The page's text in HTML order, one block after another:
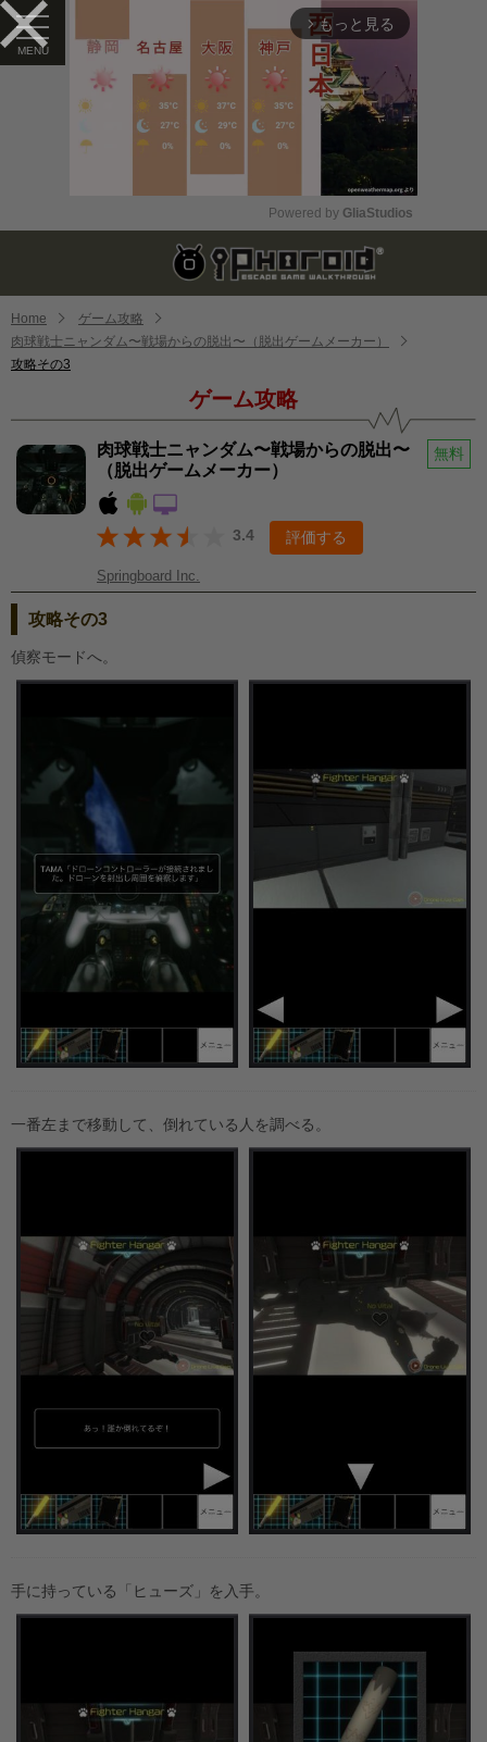
arrow_forward_ios もっと見る
Mute
Powered by GliaStudios
Home
ゲーム攻略
肉球戦士ニャンダム〜戦場からの脱出〜（脱出ゲームメーカー）
攻略その3
ゲーム攻略
肉球戦士ニャンダム〜戦場からの脱出〜
（脱出ゲームメーカー）
無料
3.4 評価する
Springboard Inc.
攻略その3
偵察モードへ。
一番左まで移動して、倒れている人を調べる。
手に持っている「ヒューズ」を入手。